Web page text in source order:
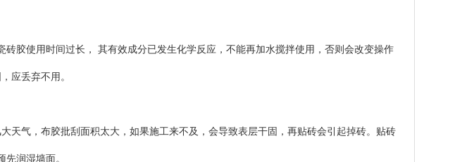
砖胶使用时间过长， 其有效成分已发生化学反应，不能再加水搅拌使用，否则会改变操作
应丢弃不用 。
天气，布胶批刮面积太大，如果施工来不及，会导致表层干固，再贴砖会引起掉砖。贴砖
先润湿墙面。